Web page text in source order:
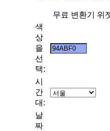
무료 변환기 위
색
상
을
선
택:
시
간
대:
날
짜